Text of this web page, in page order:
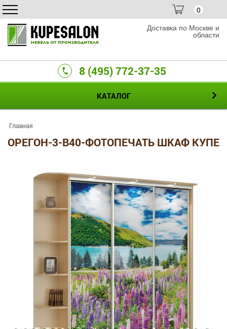
0
Доставка по Москве и
области
8 (495) 772-37-35
КАТАЛОГ
Главная
ОРЕГОН-3-B40-ФОТОПЕЧАТЬ ШКАФ КУПЕ